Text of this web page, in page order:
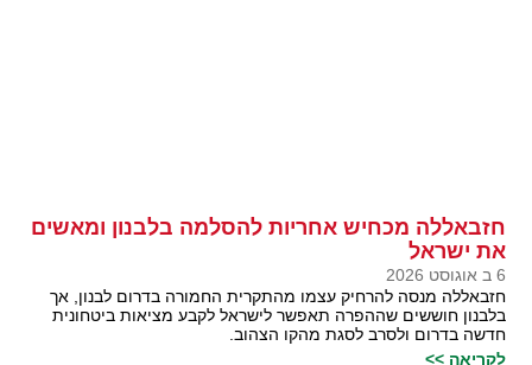
חזבאללה מכחיש אחריות להסלמה בלבנון ומאשים
את ישראל
6 ב אוגוסט 2026
חזבאללה מנסה להרחיק עצמו מהתקרית החמורה בדרום לבנון, אך
בלבנון חוששים שההפרה תאפשר לישראל לקבע מציאות ביטחונית
חדשה בדרום ולסרב לסגת מהקו הצהוב.
לקריאה >>